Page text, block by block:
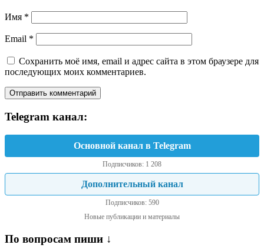
Имя *
Email *
Сохранить моё имя, email и адрес сайта в этом браузере для
последующих моих комментариев.
Telegram канал:
Основной канал в Telegram
Подписчиков: 1 208
Дополнительный канал
Подписчиков: 590
Новые публикации и материалы
По вопросам пиши ↓